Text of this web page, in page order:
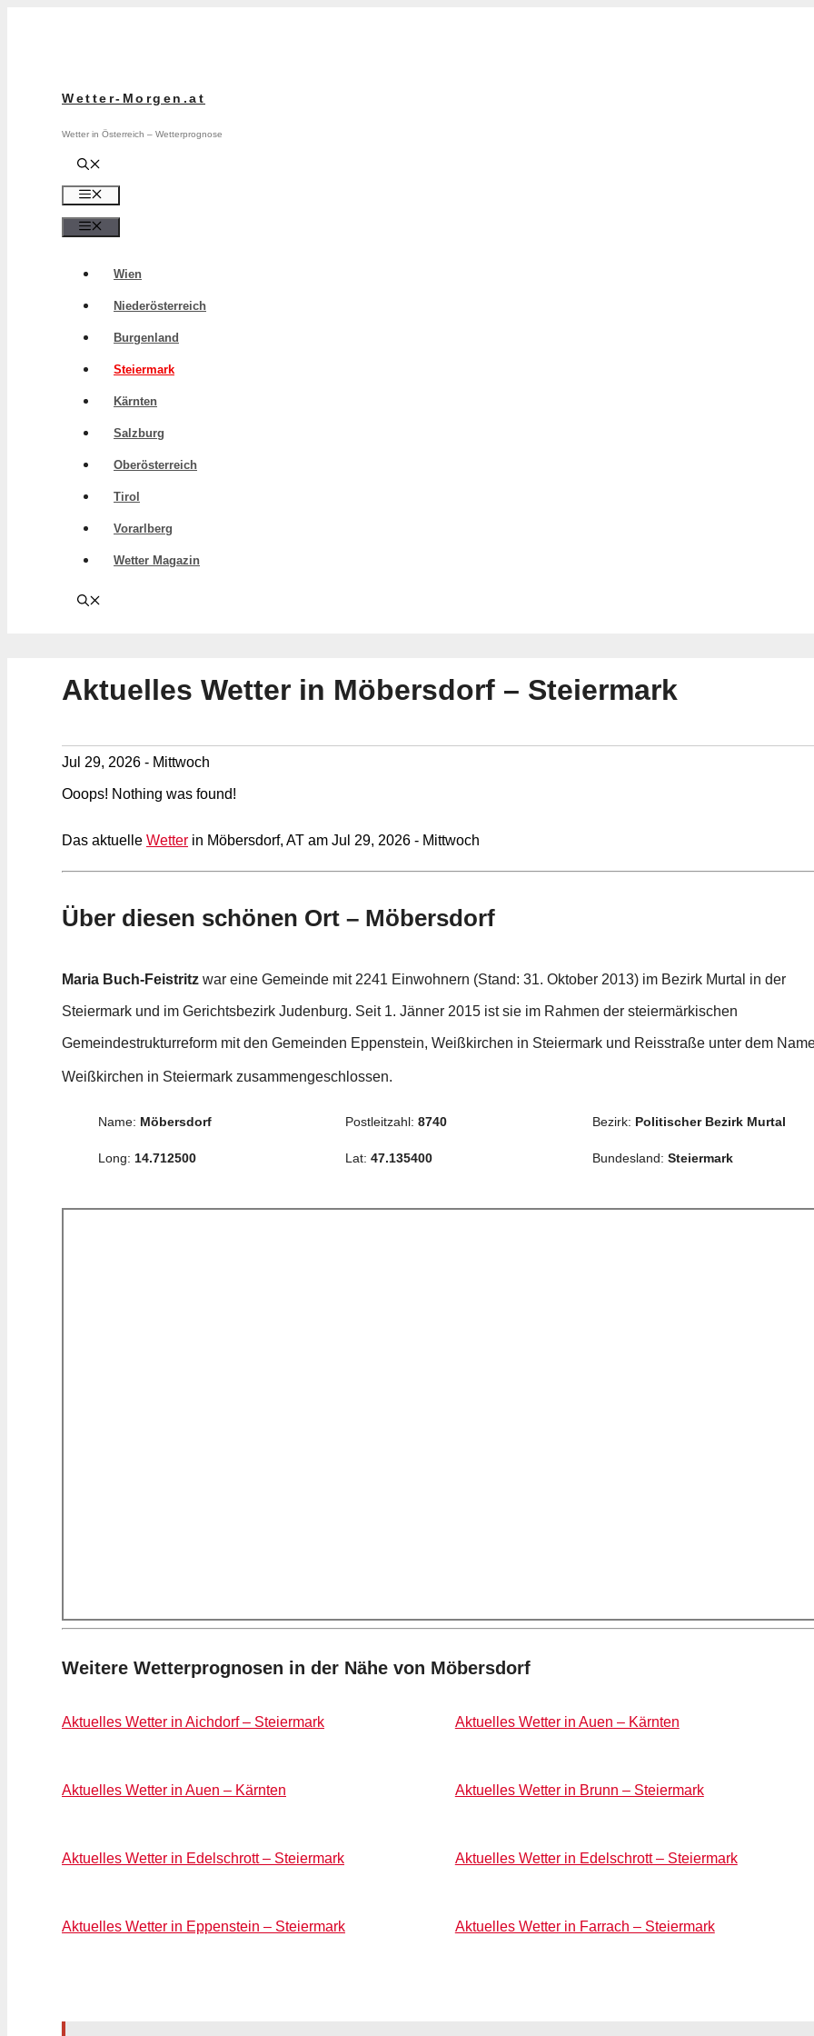
Wetter-Morgen.at
Wetter in Österreich – Wetterprognose
Wien
Niederösterreich
Burgenland
Steiermark
Kärnten
Salzburg
Oberösterreich
Tirol
Vorarlberg
Wetter Magazin
Aktuelles Wetter in Möbersdorf – Steiermark
Jul 29, 2026 - Mittwoch
Ooops! Nothing was found!
Das aktuelle Wetter in Möbersdorf, AT am Jul 29, 2026 - Mittwoch
Über diesen schönen Ort – Möbersdorf
Maria Buch-Feistritz war eine Gemeinde mit 2241 Einwohnern (Stand: 31. Oktober 2013) im Bezirk Murtal in der
Steiermark und im Gerichtsbezirk Judenburg. Seit 1. Jänner 2015 ist sie im Rahmen der steiermärkischen
Gemeindestrukturreform mit den Gemeinden Eppenstein, Weißkirchen in Steiermark und Reisstraße unter dem
Weißkirchen in Steiermark zusammengeschlossen.
Name: Möbersdorf Postleitzahl: 8740 Bezirk: Politischer Bezirk Murtal
Long: 14.712500 Lat: 47.135400 Bundesland: Steiermark
Weitere Wetterprognosen in der Nähe von Möbersdorf
Aktuelles Wetter in Aichdorf – Steiermark Aktuelles Wetter in Auen – Kärnten
Aktuelles Wetter in Auen – Kärnten Aktuelles Wetter in Brunn – Steiermark
Aktuelles Wetter in Edelschrott – Steiermark Aktuelles Wetter in Edelschrott – Steiermark
Aktuelles Wetter in Eppenstein – Steiermark Aktuelles Wetter in Farrach – Steiermark